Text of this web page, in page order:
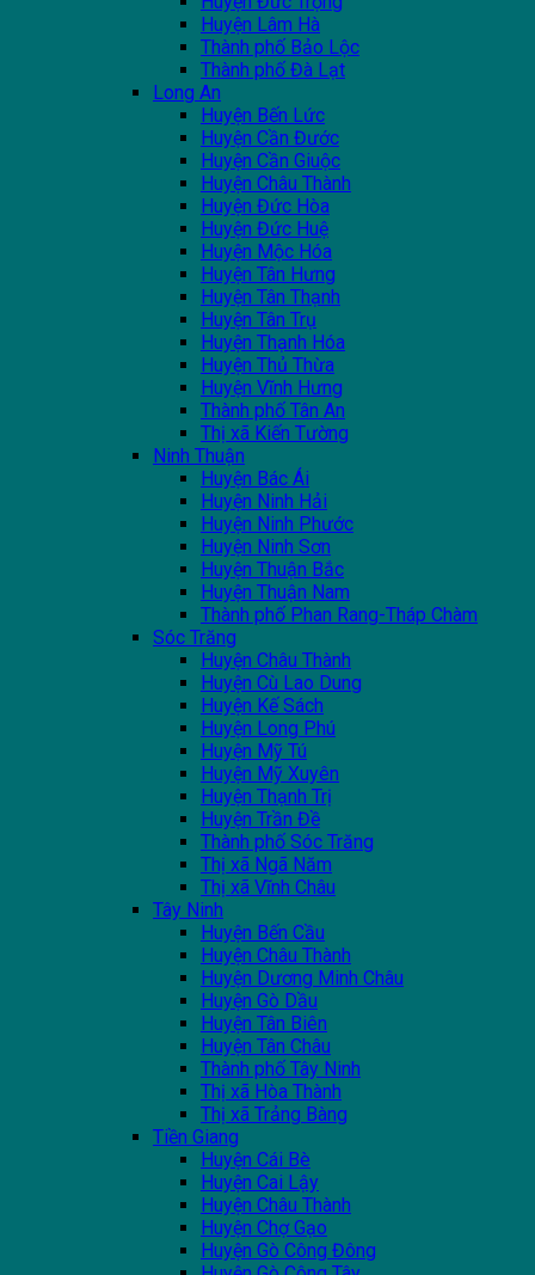
Huyện Lâm Hà
Thành phố Bảo Lộc
Thành phố Đà Lạt
Long An
Huyện Bến Lức
Huyện Cần Đước
Huyện Cần Giuộc
Huyện Châu Thành
Huyện Đức Hòa
Huyện Đức Huệ
Huyện Mộc Hóa
Huyện Tân Hưng
Huyện Tân Thạnh
Huyện Tân Trụ
Huyện Thạnh Hóa
Huyện Thủ Thừa
Huyện Vĩnh Hưng
Thành phố Tân An
Thị xã Kiến Tường
Ninh Thuận
Huyện Bác Ái
Huyện Ninh Hải
Huyện Ninh Phước
Huyện Ninh Sơn
Huyện Thuận Bắc
Huyện Thuận Nam
Thành phố Phan Rang-Tháp Chàm
Sóc Trăng
Huyện Châu Thành
Huyện Cù Lao Dung
Huyện Kế Sách
Huyện Long Phú
Huyện Mỹ Tú
Huyện Mỹ Xuyên
Huyện Thạnh Trị
Huyện Trần Đề
Thành phố Sóc Trăng
Thị xã Ngã Năm
Thị xã Vĩnh Châu
Tây Ninh
Huyện Bến Cầu
Huyện Châu Thành
Huyện Dương Minh Châu
Huyện Gò Dầu
Huyện Tân Biên
Huyện Tân Châu
Thành phố Tây Ninh
Thị xã Hòa Thành
Thị xã Trảng Bàng
Tiền Giang
Huyện Cái Bè
Huyện Cai Lậy
Huyện Châu Thành
Huyện Chợ Gạo
Huyện Gò Công Đông